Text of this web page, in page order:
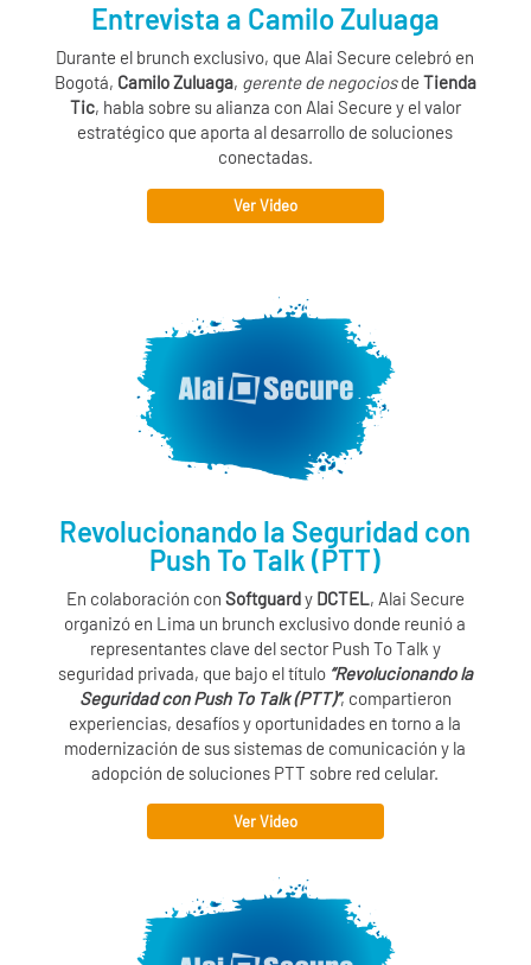
Entrevista a Camilo Zuluaga
Durante el brunch exclusivo, que Alai Secure celebró en
Bogotá, Camilo Zuluaga, gerente de negociosde Tienda
Tic, habla sobre su alianza con Alai Secure y el valor
estratégico que aporta al desarrollo de soluciones
conectadas.
Ver Video
Revolucionando la Seguridad con
Push To Talk (PTT)
En colaboración con Softguardy DCTEL, Alai Secure
organizó en Lima un brunch exclusivo donde reunió a
representantes clave del sector Push To Talk y
seguridad privada, que bajo el título “Revolucionando la
Seguridad con Push To Talk (PTT)”, compartieron
experiencias, desafíos y oportunidades en torno a la
modernización de sus sistemas de comunicación y la
adopción de soluciones PTT sobre red celular.
Ver Video